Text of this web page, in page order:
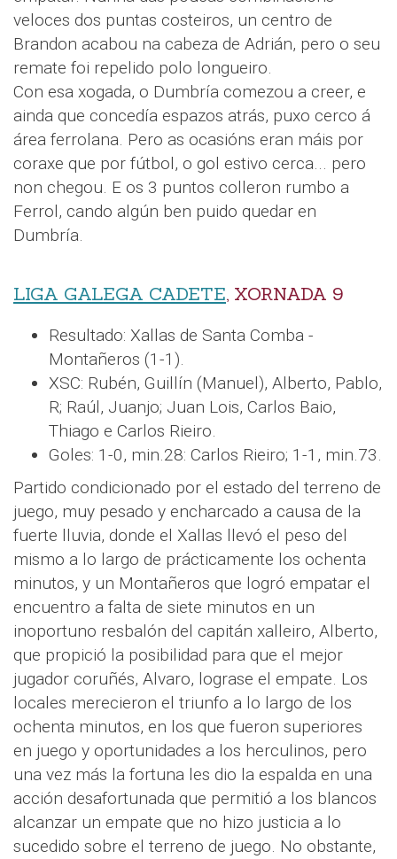
veloces dos puntas costeiros, un centro de
Brandon acabou na cabeza de Adrián, pero o seu
remate foi repelido polo longueiro.
Con esa xogada, o Dumbría comezou a creer, e
ainda que concedía espazos atrás, puxo cerco á
área ferrolana. Pero as ocasións eran máis por
coraxe que por fútbol, o gol estivo cerca... pero
non chegou. E os 3 puntos colleron rumbo a
Ferrol, cando algún ben puido quedar en
Dumbría.
LIGA GALEGA CADETE, XORNADA 9
Resultado: Xallas de Santa Comba -
Montañeros (1-1).
XSC: Rubén, Guillín (Manuel), Alberto, Pablo,
R; Raúl, Juanjo; Juan Lois, Carlos Baio,
Thiago e Carlos Rieiro.
Goles: 1-0, min.28: Carlos Rieiro; 1-1, min.73.
Partido condicionado por el estado del terreno de
juego, muy pesado y encharcado a causa de la
fuerte lluvia, donde el Xallas llevó el peso del
mismo a lo largo de prácticamente los ochenta
minutos, y un Montañeros que logró empatar el
encuentro a falta de siete minutos en un
inoportuno resbalón del capitán xalleiro, Alberto,
que propició la posibilidad para que el mejor
jugador coruñés, Alvaro, lograse el empate. Los
locales merecieron el triunfo a lo largo de los
ochenta minutos, en los que fueron superiores
en juego y oportunidades a los herculinos, pero
una vez más la fortuna les dio la espalda en una
acción desafortunada que permitió a los blancos
alcanzar un empate que no hizo justicia a lo
sucedido sobre el terreno de juego. No obstante,